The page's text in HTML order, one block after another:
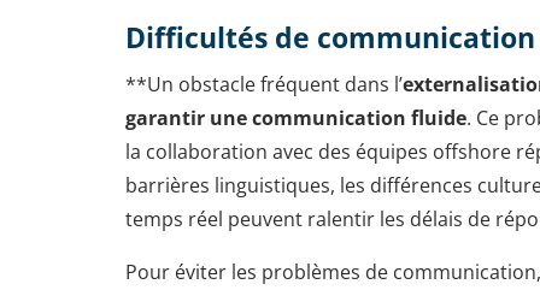
Difficultés de
**Un obstacle fréquent dans l’
garantir une communication fluide. Ce
la collaboration avec des équipes offshore
barrières linguistiques, les différences
temps réel peuvent ralentir les délais de
Pour éviter les problèmes de